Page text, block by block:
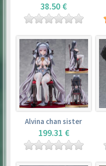
38.50 €
Alvina chan sister
199.31 €